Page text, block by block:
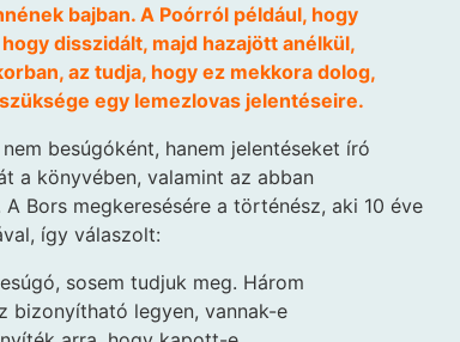
bajban. A Poórról például, hogy
disszidált, majd hazajött anélkül,
az tudja, hogy ez mekkora dolog,
egy lemezlovas jelentéseire.
besúgóként, hanem jelentéseket író
a könyvében, valamint az abban
A Bors megkeresésére a történész, aki 10 éve
így válaszolt:
sosem tudjuk meg. Három
bizonyítható legyen, vannak-e